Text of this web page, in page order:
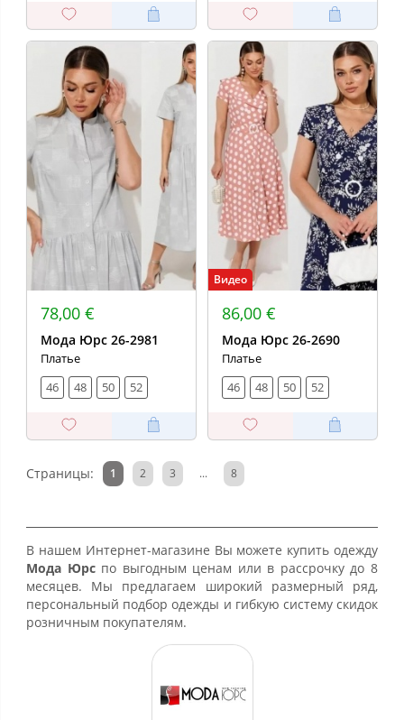
78,00 €
Мода Юрс 26-2981
Платье
46
48 50 52
Видео
86,00 €
Мода Юрс 26-2690
Платье
46
48 50 52
Страницы: 1 2 3 ... 8
В нашем Интернет-магазине Вы можете купить одежду
Мода Юрспо выгодным ценам или в рассрочку до 8
месяцев. Мы предлагаем широкий размерный ряд,
персональный подбор одежды и гибкую систему скидок
розничным покупателям.